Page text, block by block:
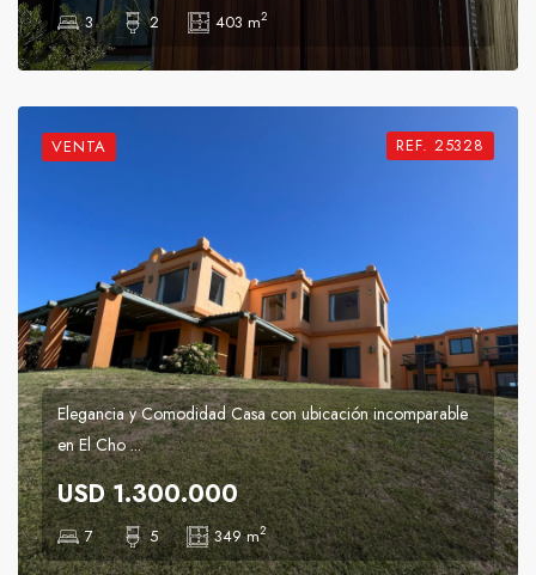
3 2 403 m2
VENTA REF. 25328
Elegancia y Comodidad Casa con ubicación incomparable
en El Cho ...
USD 1.300.000
7 5 349 m2